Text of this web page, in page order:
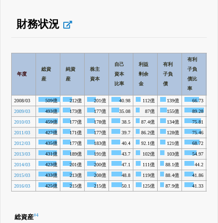
財務状況
年度
総資
産
純資
産
株主
資本
自己
資本
比率
利益
剰余
金
有利
子負
債
有利
子負
債比
率
2008/03 509億 212億 201億 40.98 112億 139億 66.73
2009/03
493億 173億 177億 35.08 87億 155億 89.28
2010/03
459億 177億 178億 38.5 87.4億 134億 75.81
2011/03
427億 171億 177億 39.7 86.2億 128億 75.46
2012/03
435億 177億 183億 40.4 92.1億 121億 68.72
2013/03
431億 189億 191億 43.7 102億 103億 54.97
2014/03
423億 201億 200億 47.1 111億 88.1億 44.2
2015/03
433億 213億 208億 48.8 119億 88.4億 41.86
2016/03
425億 215億 215億 50.1 125億 87.9億 41.33
総資産#4